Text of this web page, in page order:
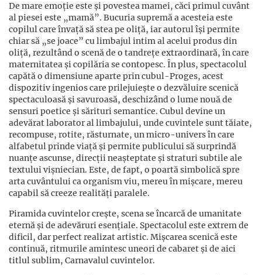
De mare emoție este și povestea mamei, căci primul cuvânt
al piesei este „mamă”. Bucuria supremă a acesteia este
copilul care învață să stea pe oliță, iar autorul își permite
chiar să „se joace” cu limbajul intim al acelui produs din
oliță, rezultând o scenă de o tandrețe extraordinară, în care
maternitatea și copilăria se contopesc. În plus, spectacolul
capătă o dimensiune aparte prin cubul-Proges, acest
dispozitiv ingenios care prilejuiește o dezvăluire scenică
spectaculoasă și savuroasă, deschizând o lume nouă de
sensuri poetice și sărituri semantice. Cubul devine un
adevărat laborator al limbajului, unde cuvintele sunt tăiate,
recompuse, rotite, răsturnate, un micro-univers în care
alfabetul prinde viață și permite publicului să surprindă
nuanțe ascunse, direcții neașteptate și straturi subtile ale
textului vișniecian. Este, de fapt, o poartă simbolică spre
arta cuvântului ca organism viu, mereu în mișcare, mereu
capabil să creeze realități paralele.
Piramida cuvintelor crește, scena se încarcă de umanitate
eternă și de adevăruri esențiale. Spectacolul este extrem de
dificil, dar perfect realizat artistic. Mișcarea scenică este
continuă, ritmurile amintesc uneori de cabaret și de aici
titlul sublim, Carnavalul cuvintelor.